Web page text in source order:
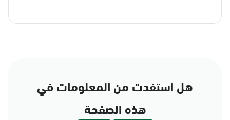
هل استفدت من المعلومات في
هذه الصفحة